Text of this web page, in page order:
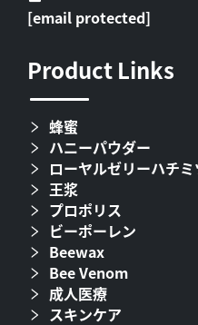
[email protected]
Product Links
蜂蜜
ハニーパウダー
ローヤルゼリーハチミ
王浆
プロポリス
ビーポーレン
Beewax
Bee Venom
成人医療
スキンケア